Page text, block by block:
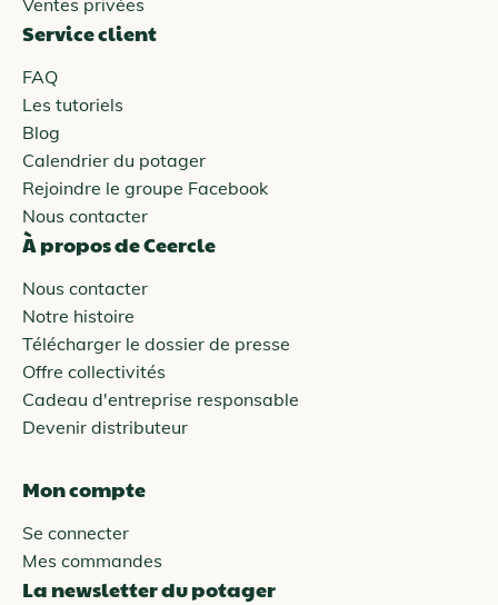
Ventes privées
Service client
FAQ
Les tutoriels
Blog
Calendrier du potager
Rejoindre le groupe Facebook
Nous contacter
À propos de Ceercle
Nous contacter
Notre histoire
Télécharger le dossier de presse
Offre collectivités
Cadeau d'entreprise responsable
Devenir distributeur
Mon compte
Se connecter
Mes commandes
La newsletter du potager